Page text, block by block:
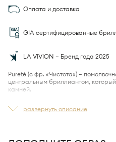
Оплата и доставка
GIA сертифицированные
LA VIVION — Бренд года 2025
Pureté (с фр. «Чистота») —
центральным бриллиантом,
камней.
В центре — природный бриллиант,
две дорожкииз 102 камней.
развернуть описание